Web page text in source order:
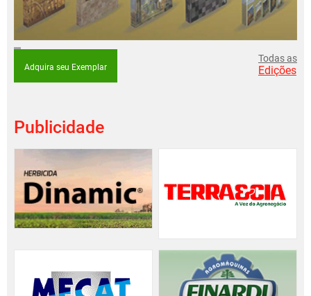
Adquira seu Exemplar
Todas as
Edições
Publicidade